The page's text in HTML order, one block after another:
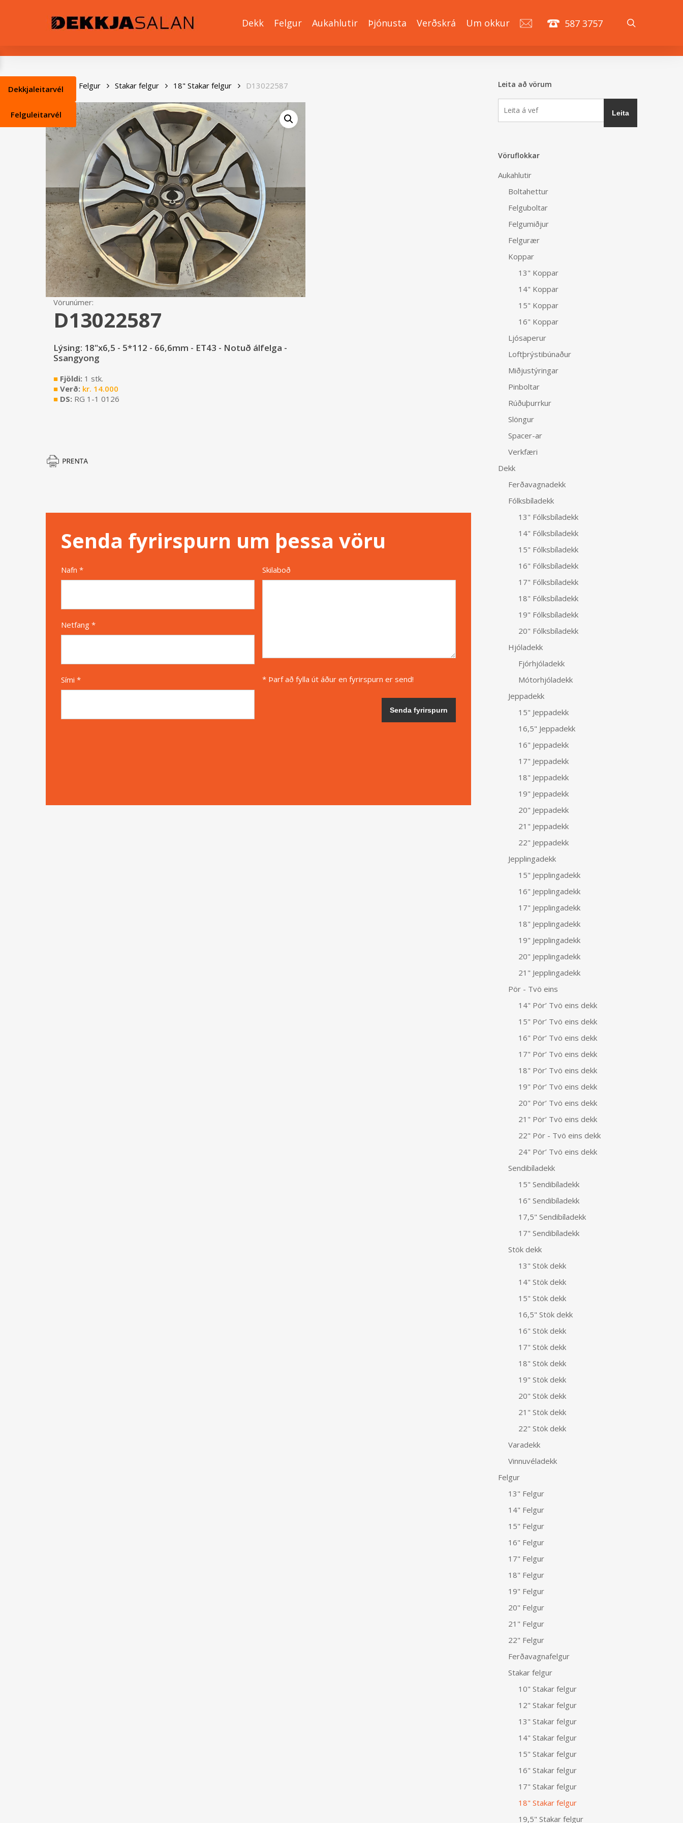
Dekk Felgur Aukahlutir Þjónusta Verðskrá Um okkur 587 3757
Heim Felgur Stakar felgur 18" Stakar felgur D13022587
Vörunúmer:
D13022587
Lýsing: 18"x6,5 - 5*112 - 66,6mm - ET43 - Notuð álfelga -
Ssangyong
■ Fjöldi: 1 stk.
■ Verð: kr. 14.000
■ DS: RG 1-1 0126
Senda fyrirspurn um þessa vöru
Nafn *
Netfang *
Sími *
Skilaboð
* Þarf að fylla út áður en fyrirspurn er send!
Leita að vörum
Vöruflokkar
Aukahlutir
Boltahettur
Felguboltar
Felgumiðjur
Felgurær
Koppar
13" Koppar
14" Koppar
15" Koppar
16" Koppar
Ljósaperur
Loftþrýstibúnaður
Miðjustýringar
Pinboltar
Rúðuþurrkur
Slöngur
Spacer-ar
Verkfæri
Dekk
Ferðavagnadekk
Fólksbíladekk
13" Fólksbíladekk
14" Fólksbíladekk
15" Fólksbíladekk
16" Fólksbíladekk
17" Fólksbíladekk
18" Fólksbíladekk
19" Fólksbíladekk
20" Fólksbíladekk
Hjóladekk
Fjórhjóladekk
Mótorhjóladekk
Jeppadekk
15" Jeppadekk
16,5" Jeppadekk
16" Jeppadekk
17" Jeppadekk
18" Jeppadekk
19" Jeppadekk
20" Jeppadekk
21" Jeppadekk
22" Jeppadekk
Jepplingadekk
15" Jepplingadekk
16" Jepplingadekk
17" Jepplingadekk
18" Jepplingadekk
19" Jepplingadekk
20" Jepplingadekk
21" Jepplingadekk
Pör - Tvö eins
14" Pör’ Tvö eins dekk
15" Pör’ Tvö eins dekk
16" Pör’ Tvö eins dekk
17" Pör’ Tvö eins dekk
18" Pör’ Tvö eins dekk
19" Pör’ Tvö eins dekk
20" Pör’ Tvö eins dekk
21" Pör’ Tvö eins dekk
22" Pör - Tvö eins dekk
24" Pör’ Tvö eins dekk
Sendibíladekk
15" Sendibíladekk
16" Sendibíladekk
17,5" Sendibíladekk
17" Sendibíladekk
Stök dekk
13" Stök dekk
14" Stök dekk
15" Stök dekk
16,5" Stök dekk
16" Stök dekk
17" Stök dekk
18" Stök dekk
19" Stök dekk
20" Stök dekk
21" Stök dekk
22" Stök dekk
Varadekk
Vinnuvéladekk
Felgur
13" Felgur
14" Felgur
15" Felgur
16" Felgur
17" Felgur
18" Felgur
19" Felgur
20" Felgur
21" Felgur
22" Felgur
Ferðavagnafelgur
Stakar felgur
10" Stakar felgur
12" Stakar felgur
13" Stakar felgur
14" Stakar felgur
15" Stakar felgur
16" Stakar felgur
17" Stakar felgur
18" Stakar felgur
19,5" Stakar felgur
Dekkjaleitarvél
Felguleitarvél